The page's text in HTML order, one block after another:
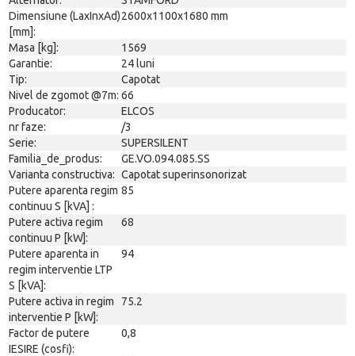
Dimensiune (LaxInxAd)
[mm]:
2600x1100x1680 mm
Masa [kg]:
1569
Garantie:
24 luni
Tip:
Capotat
Nivel de zgomot @7m: 66
Producator:
ELCOS
nr faze:
/3
Serie:
SUPERSILENT
Familia_de_produs:
GE.VO.094.085.SS
Varianta constructiva: Capotat superinsonorizat
Putere aparenta regim
continuu S [kVA] :
85
Putere activa regim
continuu P [kW]:
68
Putere aparenta in
regim interventie LTP
S [kVA]:
94
Putere activa in regim
interventie P [kW]:
75.2
Factor de putere
IESIRE (cosfi):
0,8